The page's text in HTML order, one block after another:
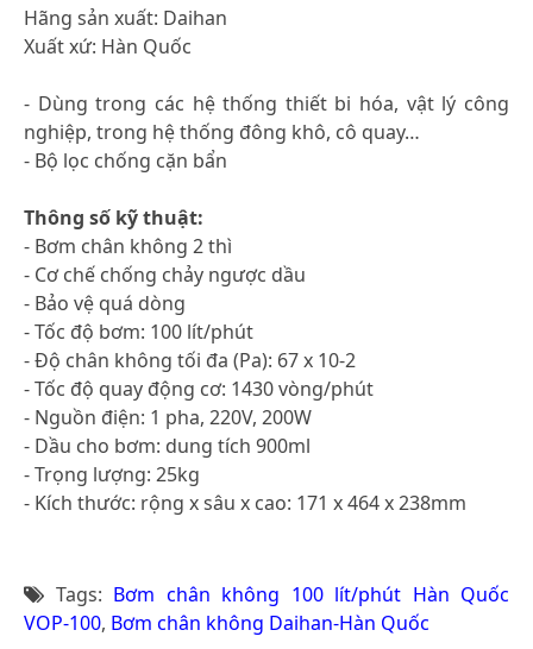
Hãng sản xuất: Daihan
Xuất xứ: Hàn Quốc
- Dùng trong các hệ thống thiết bi hóa, vật lý công
nghiệp, trong hệ thống đông khô, cô quay…
- Bộ lọc chống cặn bẩn
Thông số kỹ thuật:
- Bơm chân không 2 thì
- Cơ chế chống chảy ngược dầu
- Bảo vệ quá dòng
- Tốc độ bơm: 100 lít/phút
- Độ chân không tối đa (Pa): 67 x 10-2
- Tốc độ quay động cơ: 1430 vòng/phút
- Nguồn điện: 1 pha, 220V, 200W
- Dầu cho bơm: dung tích 900ml
- Trọng lượng: 25kg
- Kích thước: rộng x sâu x cao: 171 x 464 x 238mm
Tags: Bơm chân không 100 lít/phút Hàn Quốc
VOP-100, Bơm chân không Daihan-Hàn Quốc